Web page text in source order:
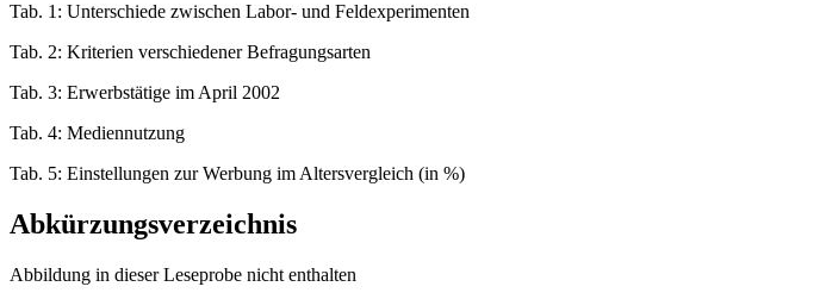
Tab. 1: Unterschiede zwischen Labor- und Feldexperimenten
Tab. 2: Kriterien verschiedener Befragungsarten
Tab. 3: Erwerbstätige im April 2002
Tab. 4: Mediennutzung
Tab. 5: Einstellungen zur Werbung im Altersvergleich (in %)
Abkürzungsverzeichnis
Abbildung in dieser Leseprobe nicht enthalten